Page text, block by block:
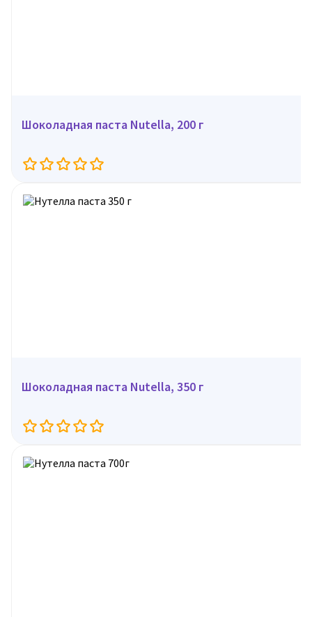
Шоколадная паста Nutella, 200 г
Шоколадная паста Nutella, 350 г